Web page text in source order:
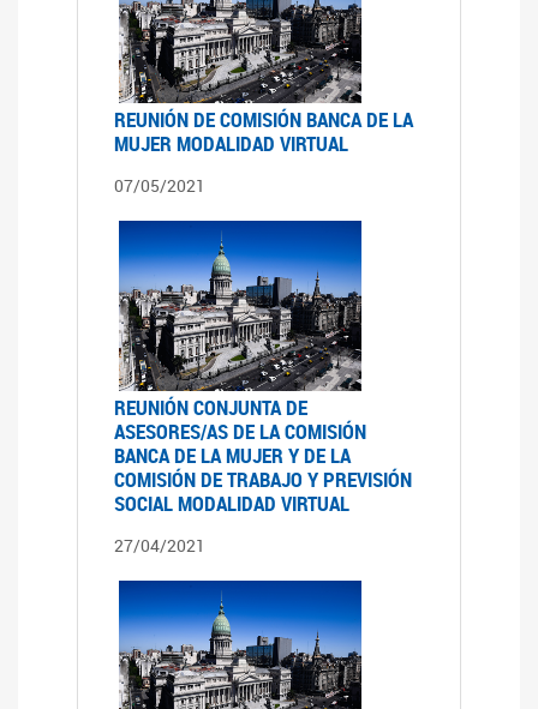
REUNIÓN DE COMISIÓN BANCA DE LA
MUJER MODALIDAD VIRTUAL
07/05/2021
REUNIÓN CONJUNTA DE
ASESORES/AS DE LA COMISIÓN
BANCA DE LA MUJER Y DE LA
COMISIÓN DE TRABAJO Y PREVISIÓN
SOCIAL MODALIDAD VIRTUAL
27/04/2021